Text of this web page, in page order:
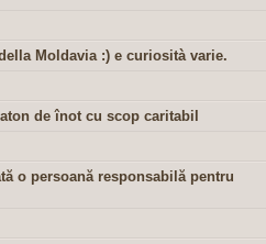
Moldavia :) e curiosità varie.
de înot cu scop caritabil
o persoană responsabilă pentru